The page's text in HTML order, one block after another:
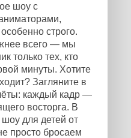
шоу с
строго.
всего — мы
только тех, кто
минуты. Хотите
Загляните в
каждый кадр —
восторга. В
для детей от
просто бросаем